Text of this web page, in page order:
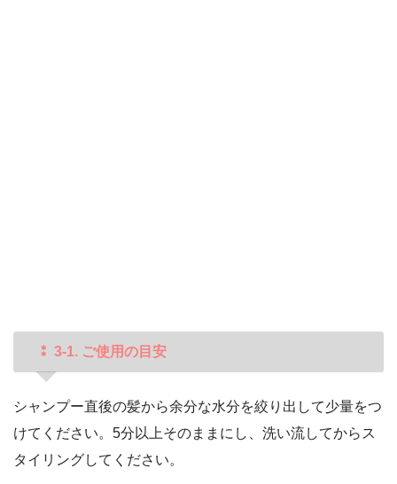
⁑ 3-1. ご使用の目安
シャンプー直後の髪から余分な水分を絞り出して少量をつ
けてください。5分以上そのままにし、洗い流してからス
タイリングしてください。